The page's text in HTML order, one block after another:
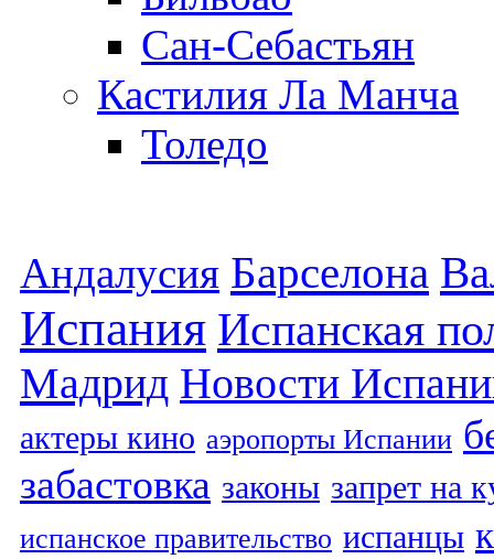
Сан-Себастьян
Кастилия Ла Манча
Толедо
Андалусия Барселона
Испания Испанская
Мадрид Новости
актеры кино аэропорты Испании
забастовка законы запрет на
испанское правительство испанцы